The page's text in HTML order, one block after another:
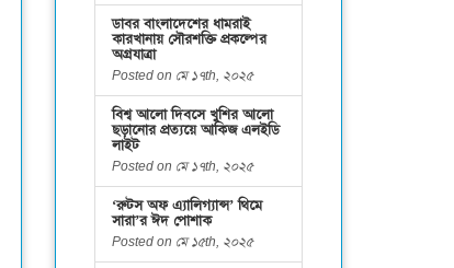
ডাবর বাংলাদেশের ধামরাই
কারখানায় সৌরশক্তি প্রকল্পের
অগ্রযাত্রা
Posted on মে ১৭th, ২০২৫
বিশ্ব আলো দিবসে খুশির আলো
ছড়ানোর প্রত্যয়ে আকিজ এলইডি
লাইট
Posted on মে ১৭th, ২০২৫
‘রুটস অফ এ্যালিগ্যান্স’ থিমে
সারা’র ঈদ পোশাক
Posted on মে ১৫th, ২০২৫